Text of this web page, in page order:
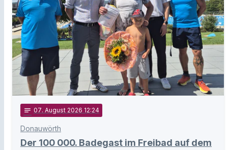
notes 07. August 2026 12:24
Donauwörth
Der 100 000. Badegast im Freibad auf dem